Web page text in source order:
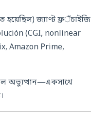
হয়েছিল) জ্যাণ্ট ফ্রैंচাইজি
(CGI, nonlinear
Amazon Prime,
অভ্যুত্থান—একসাথে